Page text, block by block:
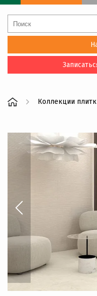
Коллекции